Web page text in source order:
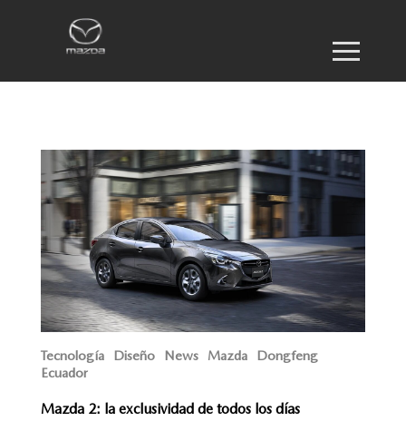
Tecnología Diseño News Mazda
Dongfeng
Ecuador
Mazda 2: la exclusividad de todos los días